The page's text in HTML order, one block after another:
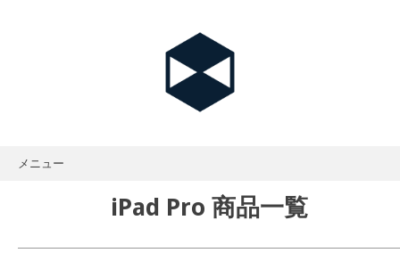
メニュー
iPad Pro 商品一覧